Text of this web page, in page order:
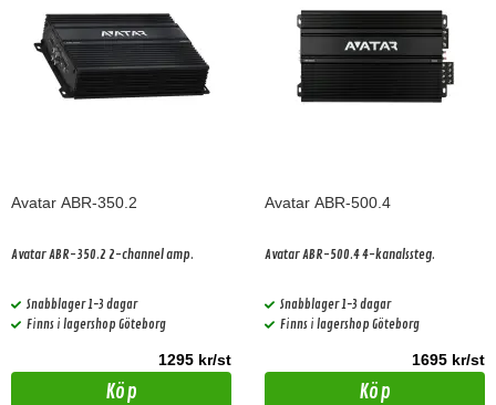
Avatar ABR-350.2
Avatar ABR-350.2 2-channel amp.
Snabblager 1-3 dagar
Finns i lagershop Göteborg
1295 kr/st
Köp
Avatar ABR-500.4
Avatar ABR-500.4 4-kanalssteg.
Snabblager 1-3 dagar
Finns i lagershop Göteborg
1695 kr/st
Köp